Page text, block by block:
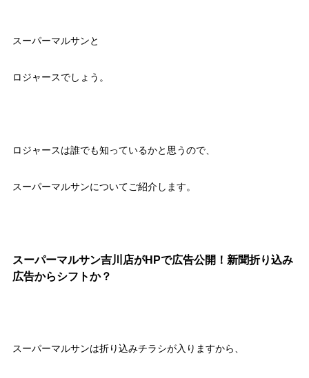
スーパーマルサンと
ロジャースでしょう。
ロジャースは誰でも知っているかと思うので、
スーパーマルサンについてご紹介します。
スーパーマルサン吉川店がHPで広告公開！新聞折り込み
広告からシフトか？
スーパーマルサンは折り込みチラシが入りますから、